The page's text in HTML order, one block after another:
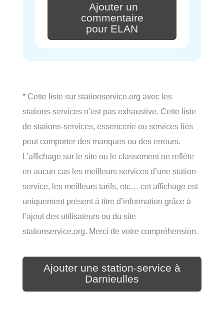
Ajouter un
commentaire
pour ELAN
* Cette liste sur stationservice.org avec les
stations-services n’est pas exhaustive. Cette liste
de stations-services, essencerie ou services liés
peut comporter des manques ou des erreurs.
L’affichage sur le site ou le classement ne reflète
en aucun cas les meilleurs services d’une station-
service, les meilleurs tarifs, etc… cet affichage est
uniquement présent à titre d’information grâce à
l’ajout des utilisateurs ou du site
stationservice.org. Merci de votre compréhension.
Ajouter une station-service à
Darnieulles